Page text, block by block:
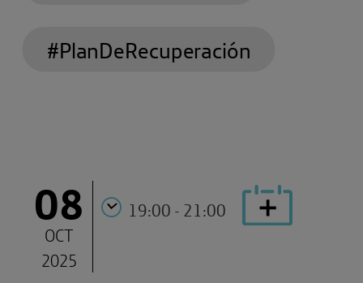
#PlanDeRecuperación
08
OCT
2025
19:00 - 21:00